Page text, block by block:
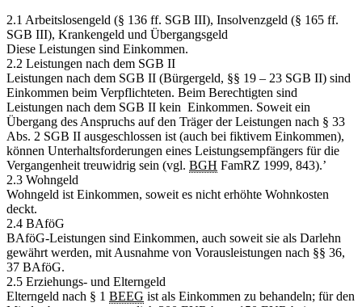
2.1 Arbeitslosengeld (§ 136 ff. SGB III), Insolvenzgeld (§ 165 ff.
SGB III), Krankengeld und Übergangsgeld
Diese Leistungen sind Einkommen.
2.2 Leistungen nach dem SGB II
Leistungen nach dem SGB II (Bürgergeld, §§ 19 – 23 SGB II) sind
Einkommen beim Verpflichteten. Beim Berechtigten sind
Leistungen nach dem SGB II kein Einkommen. Soweit ein
Übergang des Anspruchs auf den Träger der Leistungen nach § 33
Abs. 2 SGB II ausgeschlossen ist (auch bei fiktivem Einkommen),
können Unterhaltsforderungen eines Leistungsempfängers für die
Vergangenheit treuwidrig sein (vgl. BGH FamRZ 1999, 843).’
2.3 Wohngeld
Wohngeld ist Einkommen, soweit es nicht erhöhte Wohnkosten
deckt.
2.4 BAföG
BAföG-Leistungen sind Einkommen, auch soweit sie als Darlehn
gewährt werden, mit Ausnahme von Vorausleistungen nach §§ 36,
37 BAföG.
2.5 Erziehungs- und Elterngeld
Elterngeld nach § 1 BEEG ist als Einkommen zu behandeln; für den